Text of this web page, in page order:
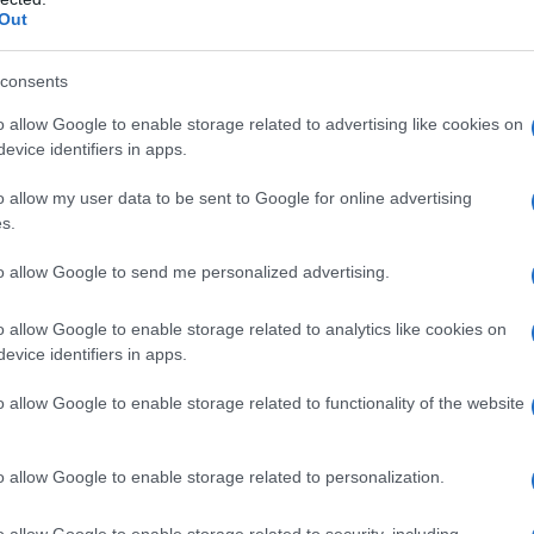
allow Google to enable storage related to advertising like cookies on
identifiers in apps.
allow my user data to be sent to Google for online advertising
allow Google to send me personalized advertising.
allow Google to enable storage related to analytics like cookies on
identifiers in apps.
allow Google to enable storage related to functionality of the website
allow Google to enable storage related to personalization.
ότι στην έννοια της Ε.Ε. περιλαμβάνονται
Νέα voucher του ΟΠΕΚΑ για φθηνές διακοπές:
η επιβίβαση μας απορρίπτεται
περιπτώσεις άρνησης επιβίβασης, συνήθως λόγω